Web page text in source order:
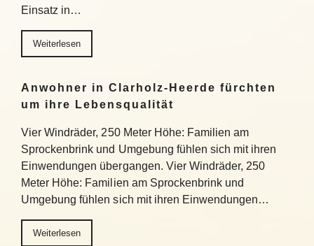
Einsatz in…
Weiterlesen
Anwohner in Clarholz-Heerde fürchten
um ihre Lebensqualität
Vier Windräder, 250 Meter Höhe: Familien am
Sprockenbrink und Umgebung fühlen sich mit ihren
Einwendungen übergangen. Vier Windräder, 250
Meter Höhe: Familien am Sprockenbrink und
Umgebung fühlen sich mit ihren Einwendungen…
Weiterlesen